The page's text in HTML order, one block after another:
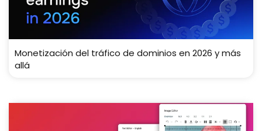
Monetización del tráfico de dominios en 2026 y más
allá